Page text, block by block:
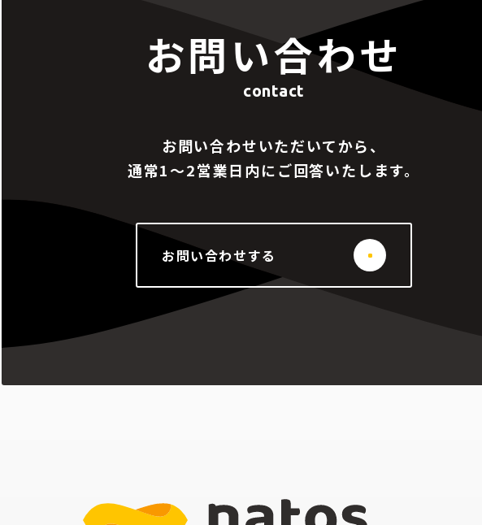
お問い合わせ
contact
お問い合わせいただいてから、
通常1～2営業日内にご回答いたします。
お問い合わせする